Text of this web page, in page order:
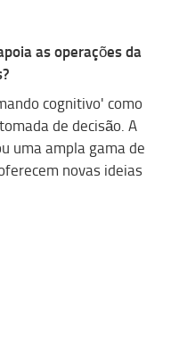
aas operações da
cognitivo' como
de decisão. A
uma ampla gama de
novas ideias